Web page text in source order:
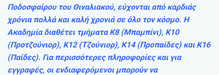
Ποδοσφαίρου του Θιναλιακού, εύχονται από καρδιάς
χρόνια πολλά και καλή χρονιά σε όλο τον κόσμο. Η
Ακαδημία διαθέτει τμήματα Κ8 (Μπαμπίνι), Κ10
(Προτζούνιορ), Κ12 (Τζούνιορ), Κ14 (Προπαίδες) και Κ16
(Παίδες). Για περισσότερες πληροφορίες και για
εγγραφές, οι ενδιαφερόμενοι μπορούν να